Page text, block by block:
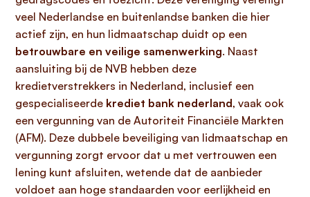
veel Nederlandse en buitenlandse banken die hier
actief zijn, en hun lidmaatschap duidt op een
betrouwbare en veilige samenwerking. Naast
aansluiting bij de NVB hebben deze
kredietverstrekkers in Nederland, inclusief een
gespecialiseerde krediet bank nederland, vaak ook
een vergunning van de Autoriteit Financiële Markten
(AFM). Deze dubbele beveiliging van lidmaatschap en
vergunning zorgt ervoor dat u met vertrouwen een
lening kunt afsluiten, wetende dat de aanbieder
voldoet aan hoge standaarden voor eerlijkheid en